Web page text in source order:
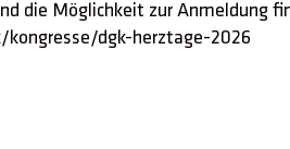
die Möglichkeit zur Anmeldung
dgk-herztage-2026